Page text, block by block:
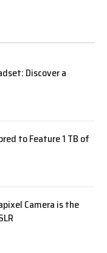
Discover a
to Feature 1 TB of
Camera is the